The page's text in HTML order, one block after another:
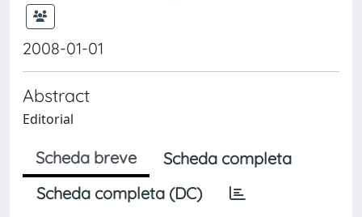
2008-01-01
Abstract
Editorial
Scheda breve
Scheda completa
Scheda completa (DC)